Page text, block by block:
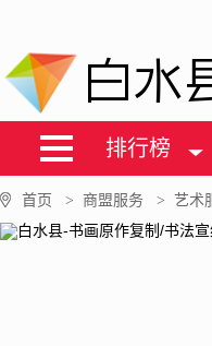
白水
排行榜
首页 > 商盟服务 > 艺术